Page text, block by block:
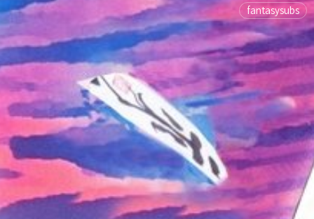
fantasysubs